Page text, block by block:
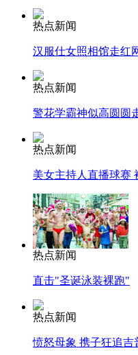
纽约上演“枕头大战”
热点新闻
汉服仕女照相馆走红
热点新闻
警花学霸神似高圆圆
热点新闻
美女主持人直播球赛
热点新闻
直击"圣诞泳装裸跑"
热点新闻
愤怒母象 携子狂追吉